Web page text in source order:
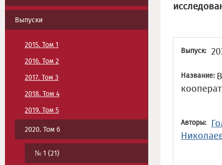
Выпуски
2015. Том 1
2016. Том 2
2017. Том 3
2018. Том 4
2019. Том 5
2020. Том 6
№ 1 (21)
Выпуск:
Название:
Авторы: